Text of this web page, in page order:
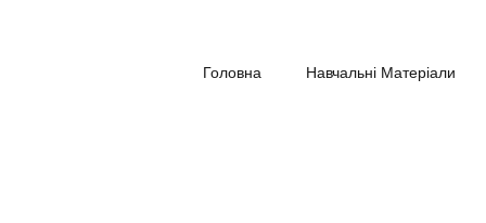
Головна Навчальні Матеріали